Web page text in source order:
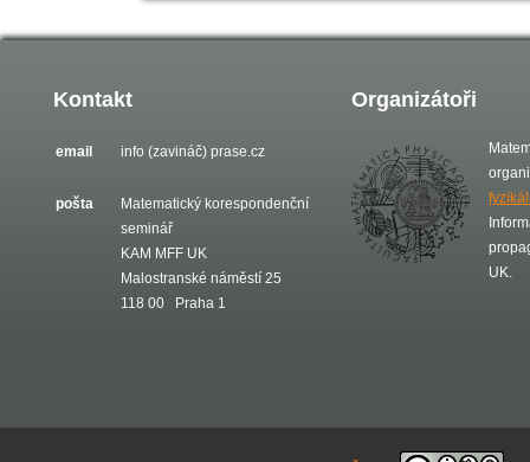
Kontakt
email info (zavináč) prase.cz
pošta
Matematický korespondenční
seminář
KAM MFF UK
Malostranské náměstí 25
118 00 Praha 1
Organizátoři
UK.